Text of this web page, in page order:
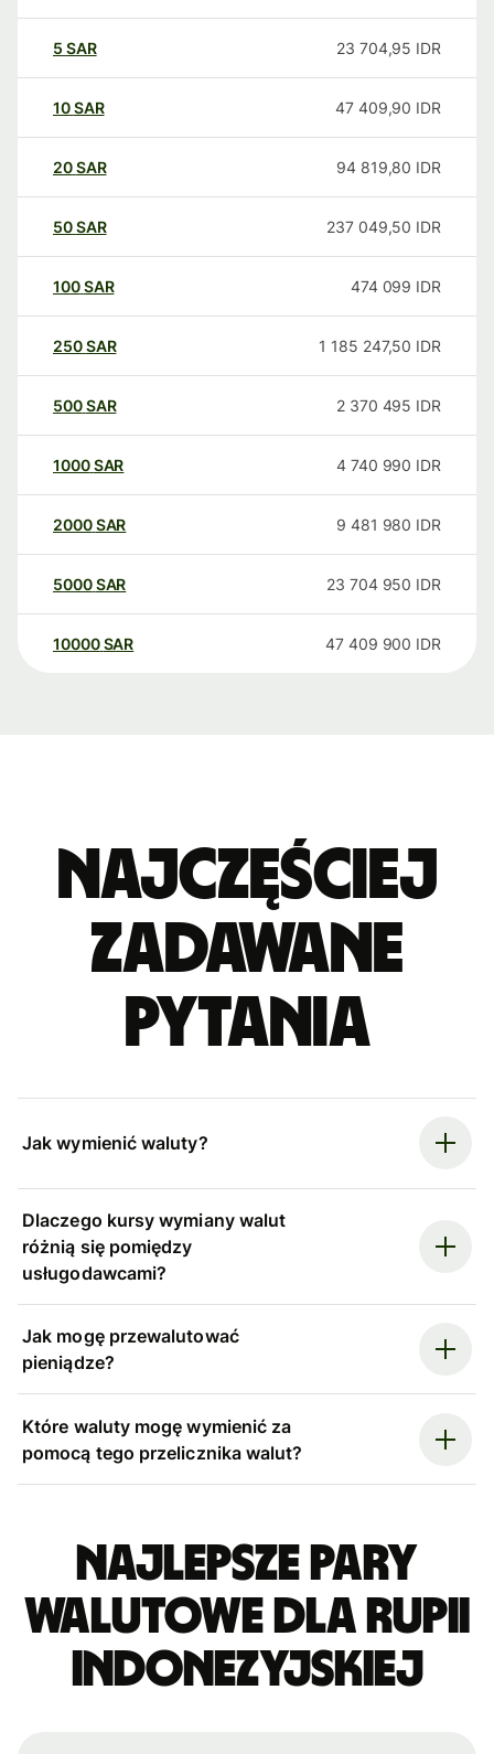
5 SAR 23 704,95 IDR
10SAR 47 409,90 IDR
20SAR 94 819,80 IDR
50SAR 237 049,50 IDR
100SAR 474 099 IDR
250SAR 1 185 247,50 IDR
500SAR 2 370 495 IDR
1000SAR 4 740 990 IDR
2000SAR 9 481 980 IDR
5000SAR 23 704 950 IDR
10000 SAR 47 409 900 IDR
Najczęściej
zadawane
pytania
Jak wymienić waluty?
Dlaczego kursy wymiany walut
różnią się pomiędzy
usługodawcami?
Jak mogę przewalutować
pieniądze?
Które waluty mogę wymienić za
pomocą tego przelicznika walut?
Najlepsze pary
walutowe dla rupii
indonezyjskiej